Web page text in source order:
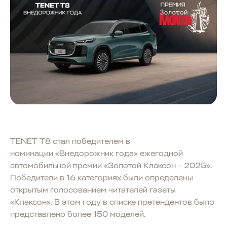
TENET T8 стал победителем в
номинации «Внедорожник года» ежегодной
автомобильной премии «Золотой Клаксон – 2025».
Победители в 16 категориях были определены
открытым голосованием читателей газеты
«Клаксон». В этом году в списке претендентов было
представлено более 150 моделей.